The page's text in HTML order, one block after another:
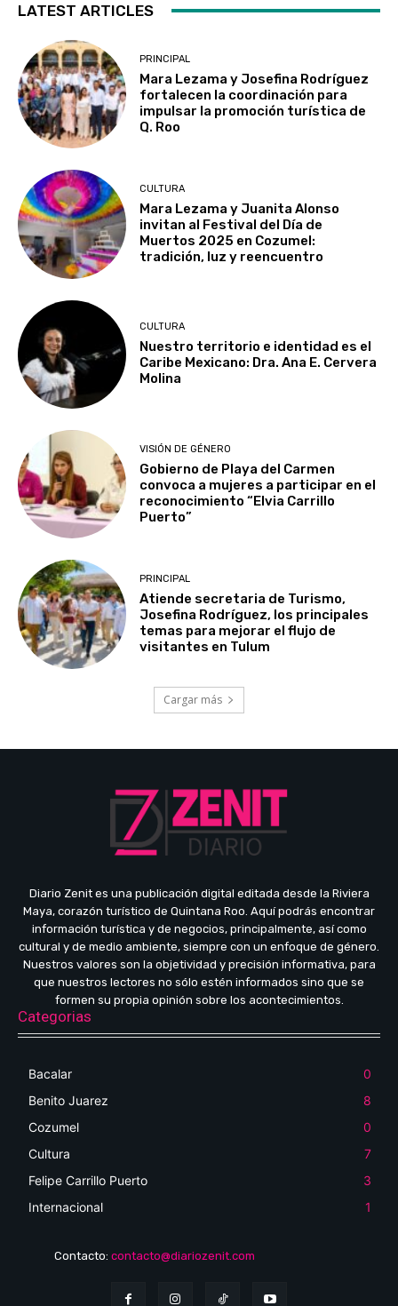
LATEST ARTICLES
PRINCIPAL
Mara Lezama y Josefina Rodríguez
fortalecen la coordinación para
impulsar la promoción turística de
Q. Roo
CULTURA
Mara Lezama y Juanita Alonso
invitan al Festival del Día de
Muertos 2025 en Cozumel:
tradición, luz y reencuentro
CULTURA
Nuestro territorio e identidad es el
Caribe Mexicano: Dra. Ana E. Cervera
Molina
VISIÓN DE GÉNERO
Gobierno de Playa del Carmen
convoca a mujeres a participar en el
reconocimiento “Elvia Carrillo
Puerto”
PRINCIPAL
Atiende secretaria de Turismo,
Josefina Rodríguez, los principales
temas para mejorar el flujo de
visitantes en Tulum
Cargar más
Diario Zenit es una publicación digital editada desde la Riviera
Maya, corazón turístico de Quintana Roo. Aquí podrás encontrar
información turística y de negocios, principalmente, así como
cultural y de medio ambiente, siempre con un enfoque de género.
Nuestros valores son la objetividad y precisión informativa, para
que nuestros lectores no sólo estén informados sino que se
formen su propia opinión sobre los acontecimientos.
Categorias
Bacalar
0
Benito Juarez
8
Cozumel
0
Cultura
7
Felipe Carrillo Puerto
3
Internacional
1
Contacto: contacto@diariozenit.com